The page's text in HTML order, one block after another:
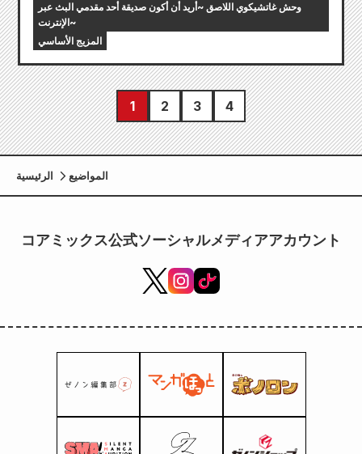
وحش غاتشيكوي اللاصق ~أريد أن أكون صديقة أحد مقدمي البث عبر
الإنترنت~
المزيج الأساسي
1 2 3 4
الرئيسية المواضيع
コアミックス公式ソーシャルメディアアカウント